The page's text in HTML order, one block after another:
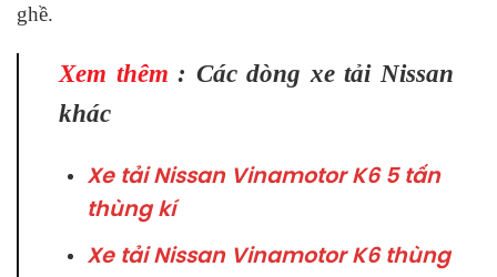
ghề.
Xem thêm : Các dòng xe tải Nissan
khác
Xe tải Nissan Vinamotor K6 5 tấn
thùng kí
Xe tải Nissan Vinamotor K6 thùng